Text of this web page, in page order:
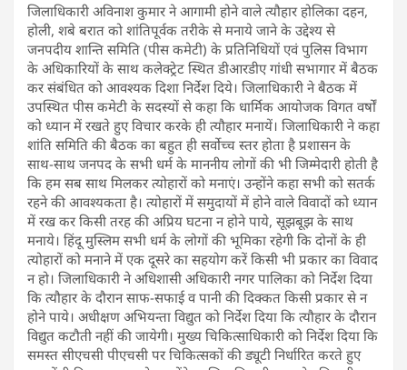
जिलाधिकारी अविनाश कुमार ने आगामी होने वाले त्यौहार होलिका दहन,
होली, शबे बरात को शांतिपूर्वक तरीके से मनाये जाने के उद्देश्य से
जनपदीय शान्ति समिति (पीस कमेटी) के प्रतिनिधियों एवं पुलिस विभाग
के अधिकारियों के साथ कलेक्ट्रेट स्थित डीआरडीए गांधी सभागार में बैठक
कर संबंधित को आवश्यक दिशा निर्देश दिये। जिलाधिकारी ने बैठक में
उपस्थित पीस कमेटी के सदस्यों से कहा कि धार्मिक आयोजक विगत वर्षों
को ध्यान में रखते हुए विचार करके ही त्यौहार मनायें। जिलाधिकारी ने कहा
शांति समिति की बैठक का बहुत ही सर्वोच्च स्तर होता है प्रशासन के
साथ-साथ जनपद के सभी धर्म के माननीय लोगों की भी जिम्मेदारी होती है
कि हम सब साथ मिलकर त्योहारों को मनाएं। उन्होंने कहा सभी को सतर्क
रहने की आवश्यकता है। त्योहारों में समुदायों में होने वाले विवादों को ध्यान
में रख कर किसी तरह की अप्रिय घटना न होने पाये, सूझबूझ के साथ
मनाये। हिंदू मुस्लिम सभी धर्म के लोगों की भूमिका रहेगी कि दोनों के ही
त्योहारों को मनाने में एक दूसरे का सहयोग करें किसी भी प्रकार का विवाद
न हो। जिलाधिकारी ने अधिशासी अधिकारी नगर पालिका को निर्देश दिया
कि त्यौहार के दौरान साफ-सफाई व पानी की दिक्कत किसी प्रकार से न
होने पाये। अधीक्षण अभियन्ता विद्युत को निर्देश दिया कि त्यौहार के दौरान
विद्युत कटौती नहीं की जायेगी। मुख्य चिकित्साधिकारी को निर्देश दिया कि
समस्त सीएचसी पीएचसी पर चिकित्सकों की ड्यूटी निर्धारित करते हुए